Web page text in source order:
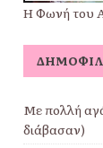
Η Φωνή του
Με πολλή
διάβασαν)